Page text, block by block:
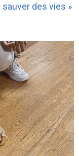
sauver des vies »